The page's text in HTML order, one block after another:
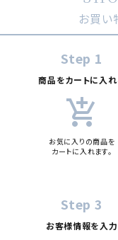
お買い
Step 1
商品をカートに入
add_shopping_cart
お気に入りの商品を
カートに入れます。
Step 3
お客様情報を入力